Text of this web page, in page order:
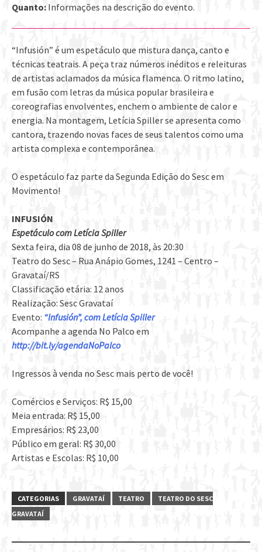
Quanto: Informações na descrição do evento.
“Infusión” é um espetáculo que mistura dança, canto e
técnicas teatrais. A peça traz números inéditos e releituras
de artistas aclamados da música flamenca. O ritmo latino,
em fusão com letras da música popular brasileira e
coreografias envolventes, enchem o ambiente de calor e
energia. Na montagem, Letícia Spiller se apresenta como
cantora, trazendo novas faces de seus talentos como uma
artista complexa e contemporânea.
O espetáculo faz parte da Segunda Edição do Sesc em
Movimento!
INFUSIÓN
Espetáculo com Letícia Spiller
Sexta feira, dia 08 de junho de 2018, às 20:30
Teatro do Sesc – Rua Anápio Gomes, 1241 – Centro –
Gravataí/RS
Classificação etária: 12 anos
Realização: Sesc Gravataí
Evento: “Infusión”, com Letícia Spiller
Acompanhe a agenda No Palco em
http://bit.ly/agendaNoPalco
Ingressos à venda no Sesc mais perto de você!
Comércios e Serviços: R$ 15,00
Meia entrada: R$ 15,00
Empresários: R$ 23,00
Público em geral: R$ 30,00
Artistas e Escolas: R$ 10,00
CATEGORIAS GRAVATAÍ TEATRO
TEATRO DO SESC
GRAVATAÍ